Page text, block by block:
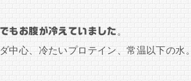
もお腹が冷えていました 。
中心、冷たいプロテイン、常温以下の水。